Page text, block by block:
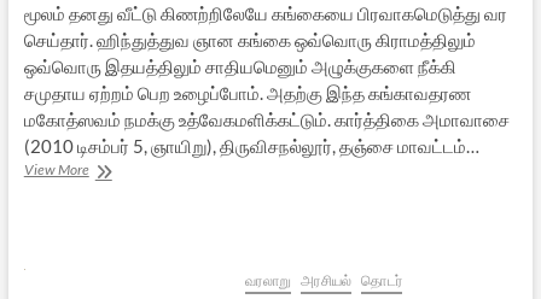
மூலம் தனது வீட்டு கிணற்றிலேயே கங்கையை பிரவாகமெடுத்து வர
செய்தார். ஹிந்துத்துவ ஞான கங்கை ஒவ்வொரு கிராமத்திலும்
ஒவ்வொரு இதயத்திலும் சாதியமெனும் அழுக்குகளை நீக்கி
சமுதாய ஏற்றம் பெற உழைப்போம். அதற்கு இந்த கங்காவதரண
மகோத்ஸவம் நமக்கு உத்வேகமளிக்கட்டும். கார்த்திகை அமாவாசை
(2010 டிசம்பர் 5, ஞாயிறு), திருவிசநல்லூர், தஞ்சை மாவட்டம்…
View Moreசமூக
வரலாறு
அரசியல் தொடர்